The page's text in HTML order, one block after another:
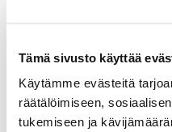
Tämä sivusto käyttää
Käytämme evästeitä
räätälöimiseen,
tukemiseen ja
sekä caddiemasterin